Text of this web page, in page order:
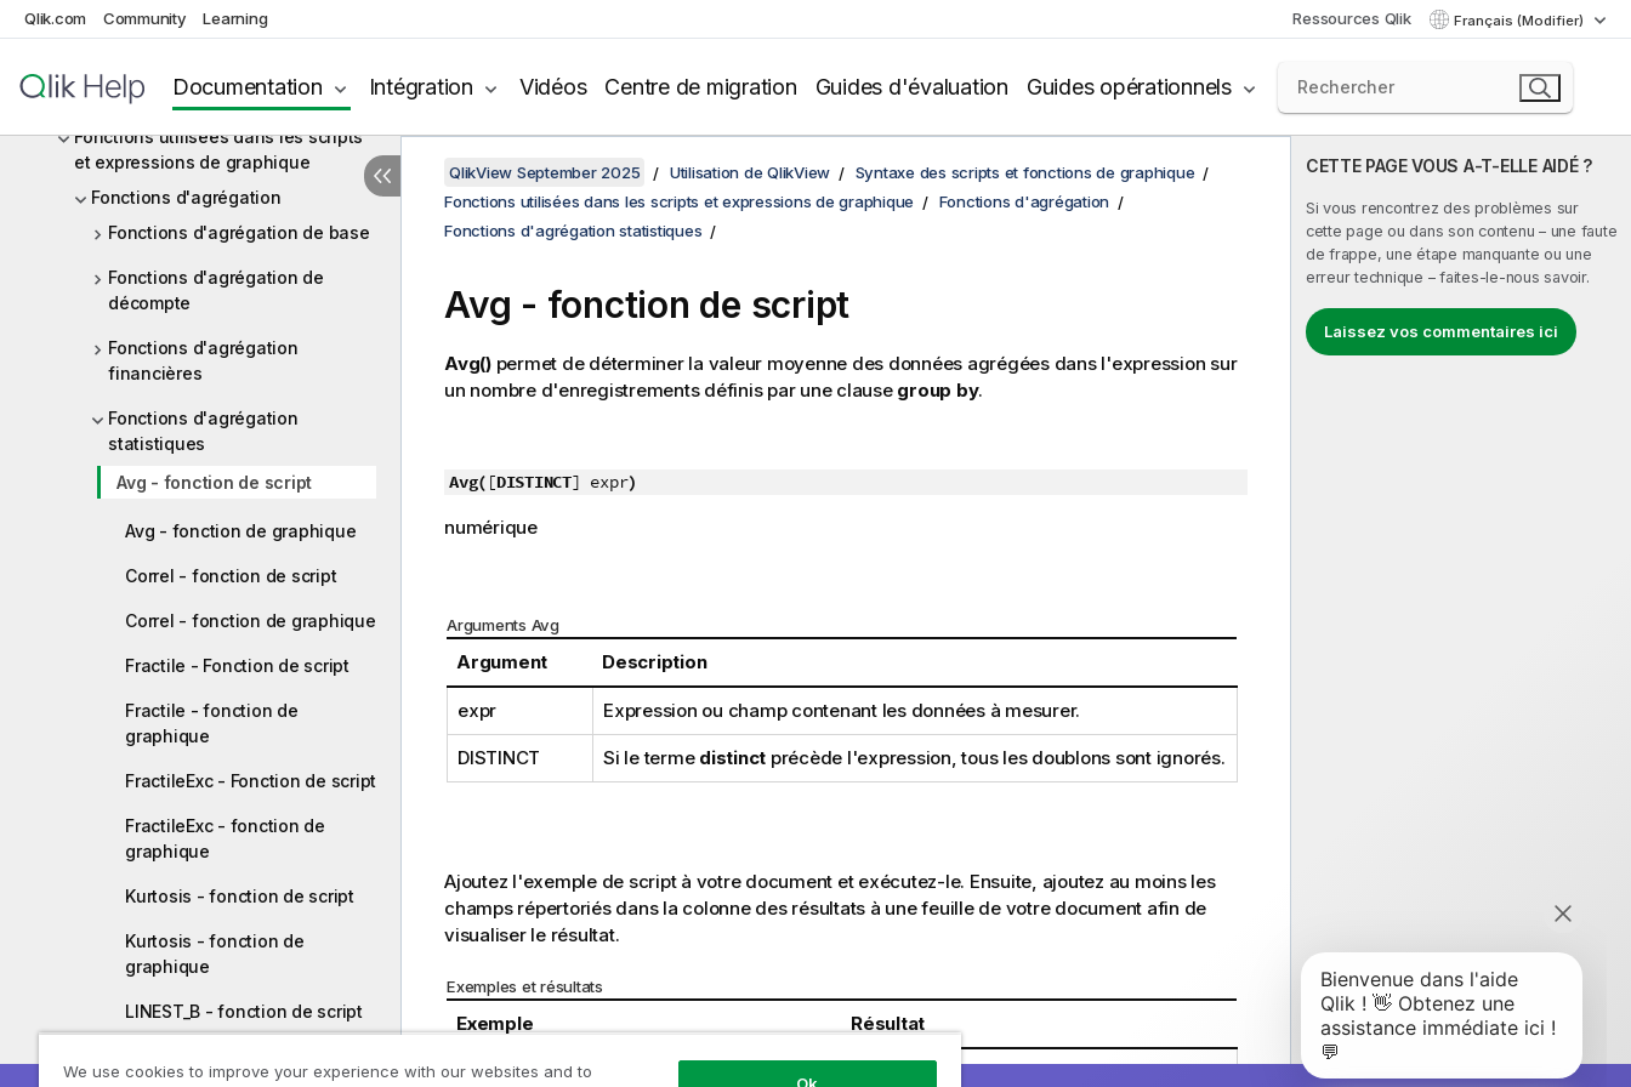
Qlik.com Community Learning Ressources Qlik Français (Modifier)
Documentation Intégration Vidéos Centre de migration Guides d'évaluation Guides opérationnels
Opérateurs
Fonctions utilisées dans les scripts
et expressions de graphique
Fonctions d'agrégation
Fonctions d'agrégation de base
Fonctions d'agrégation de
décompte
Fonctions d'agrégation
financières
Fonctions d'agrégation
statistiques
Avg - fonction de script
Avg - fonction de graphique
Correl - fonction de script
Correl - fonction de graphique
Fractile - Fonction de script
Fractile - fonction de
graphique
FractileExc - Fonction de script
FractileExc - fonction de
graphique
Kurtosis - fonction de script
Kurtosis - fonction de
graphique
LINEST_B - fonction de script
graphique
CETTE PAGE VOUS A-T-ELLE AIDÉ ?
Si vous rencontrez des problèmes sur
cette page ou dans son contenu – une faute
de frappe, une étape manquante ou une
erreur technique – faites-le-nous savoir.
Laissez vos commentaires ici
QlikView September 2025 Utilisation de QlikView
Syntaxe des scripts et fonctions de graphique
Fonctions utilisées dans les scripts et expressions de graphique
Fonctions d'agrégation
Fonctions d'agrégation statistiques
Avg - fonction de script
Avg()permet de déterminer la valeur moyenne des données agrégées dans l'expression sur
un nombre d'enregistrements définis par une clause group by.
Avg( [DISTINCT] expr)
numérique
Arguments Avg
Argument Description
expr Expression ou champ contenant les données à mesurer.
DISTINCT Si le terme distinct précède l'expression, tous les doublons sont ignorés.
Ajoutez l'exemple de script à votre document et exécutez-le. Ensuite, ajoutez au moins les
champs répertoriés dans la colonne des résultats à une feuille de votre document afin de
visualiser le résultat.
Exemples et résultats
Exemple Résultat
We use cookies to improve your experience with our websites and to